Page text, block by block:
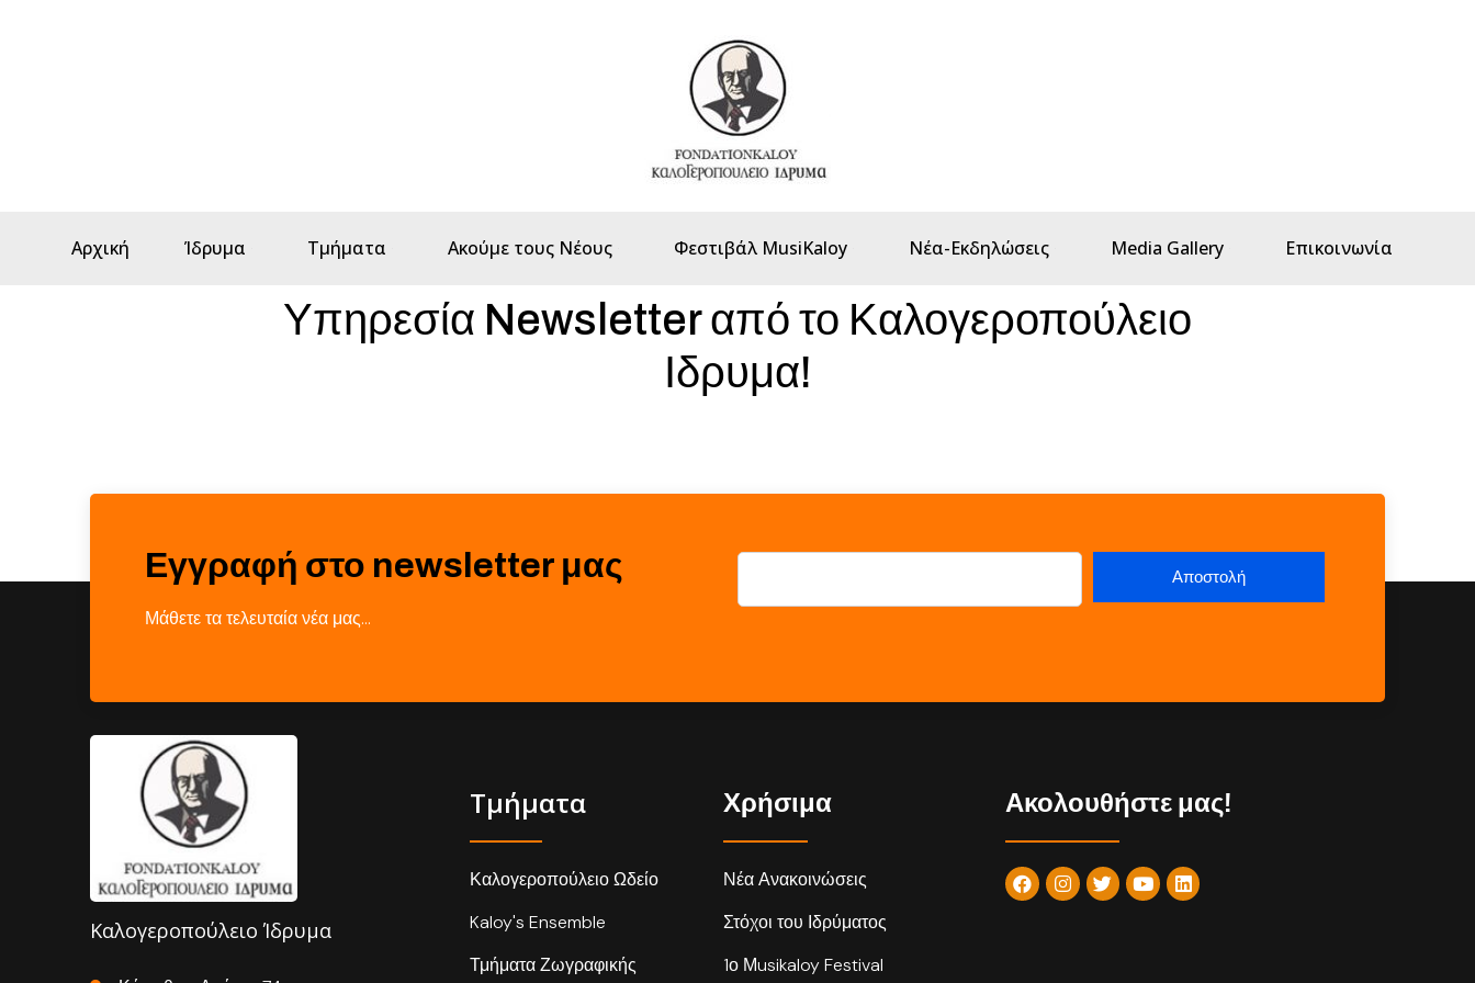
Αρχική Ίδρυμα Τμήματα Ακούμε τους Νέους Φεστιβάλ MusiKaloy Νέα-Εκδηλώσεις Media Gallery Επικοινωνία
Υπηρεσία Newsletter από το Καλογεροπούλειο
Ιδρυμα!
Εγγραφή στο newsletter μας
Μάθετε τα τελευταία νέα μας…
Καλογεροπούλειο Ίδρυμα
Τμήματα
Καλογεροπούλειο Ωδείο
Kaloy's Ensemble
Τμήματα Ζωγραφικής
Χρήσιμα
Νέα Ανακοινώσεις
Στόχοι του Ιδρύματος
1ο Μusikaloy Festival
Ακολουθήστε μας!